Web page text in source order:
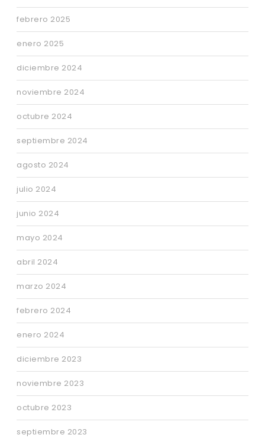
febrero 2025
enero 2025
diciembre 2024
noviembre 2024
octubre 2024
septiembre 2024
agosto 2024
julio 2024
junio 2024
mayo 2024
abril 2024
marzo 2024
febrero 2024
enero 2024
diciembre 2023
noviembre 2023
octubre 2023
septiembre 2023